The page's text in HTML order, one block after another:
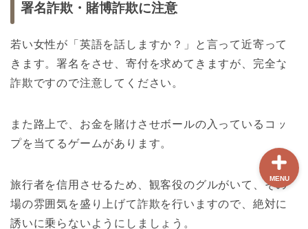
署名詐欺・賭博詐欺に注意
若い女性が「英語を話しますか？」と言って近寄って
きます。署名をさせ、寄付を求めてきますが、完全な
詐欺ですので注意してください。
また路上で、お金を賭けさせボールの入っているコッ
プを当てるゲームがあります。
旅行者を信用させるため、観客役のグルがいて、その
場の雰囲気を盛り上げて詐欺を行いますので、絶対に
誘いに乗らないようにしましょう。
MENU
フランスボックスについ